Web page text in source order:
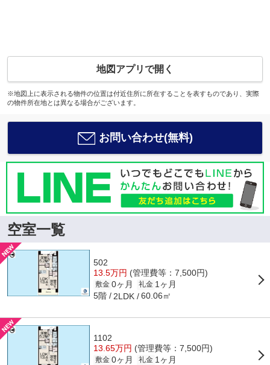
地図アプリで開く
※地図上に表示される物件の位置は付近住所に所在することを表すものであり、実際
の物件所在地とは異なる場合がございます。
お問い合わせ(無料)
空室一覧
502
13.5万円 (管理費等：7,500円)
敷金 0ヶ月 礼金 1ヶ月
5階 2LDK 60.06㎡
1102
13.65万円 (管理費等：7,500円)
敷金 0ヶ月 礼金 1ヶ月